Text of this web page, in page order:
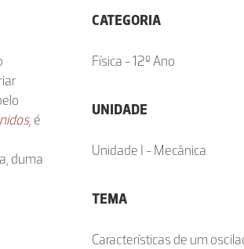
é
duma
CATEGORIA
Física - 12º Ano
UNIDADE
Unidade I - Mecânica
TEMA
Características de um